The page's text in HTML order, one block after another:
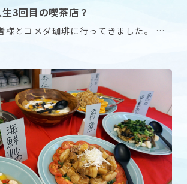
3回目の喫茶店？
様とコメダ珈琲に行ってきました。 な